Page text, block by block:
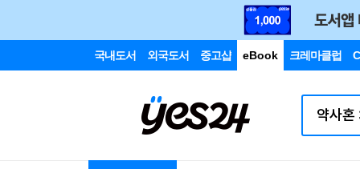
국내도서 외국도서 중고샵 eBook 크레마클럽